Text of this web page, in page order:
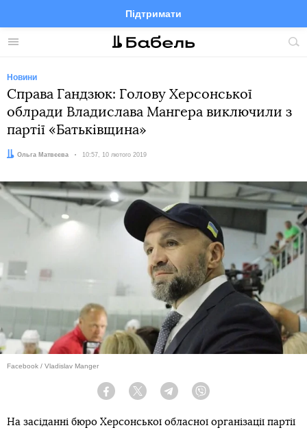
Меню
Підтримати
FacebookTelegramTwitter
Новини
Справа Гандзюк: Голову Херсонської
облради Владислава Мангера виключили з
партії «Батьківщина»
Автор:
Ольга Матвєєва Дата:
10:57, 10 лютого 2019
Facebook / Vladislav Manger
Facebook Twitter Telegram
На засіданні бюро Херсонської обласної організації партії